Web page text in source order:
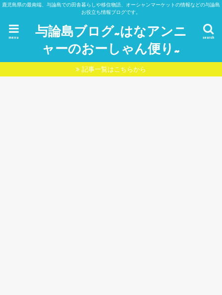
鹿児島県の最南端、与論島での田舎暮らしや移住物語、オーシャンマーケットの情報などの与論島
お役立ち情報ブログです。
与論島ブログ~はなアンニ
ャーのおーしゃん便り~
search
menu
記事一覧はこちらから